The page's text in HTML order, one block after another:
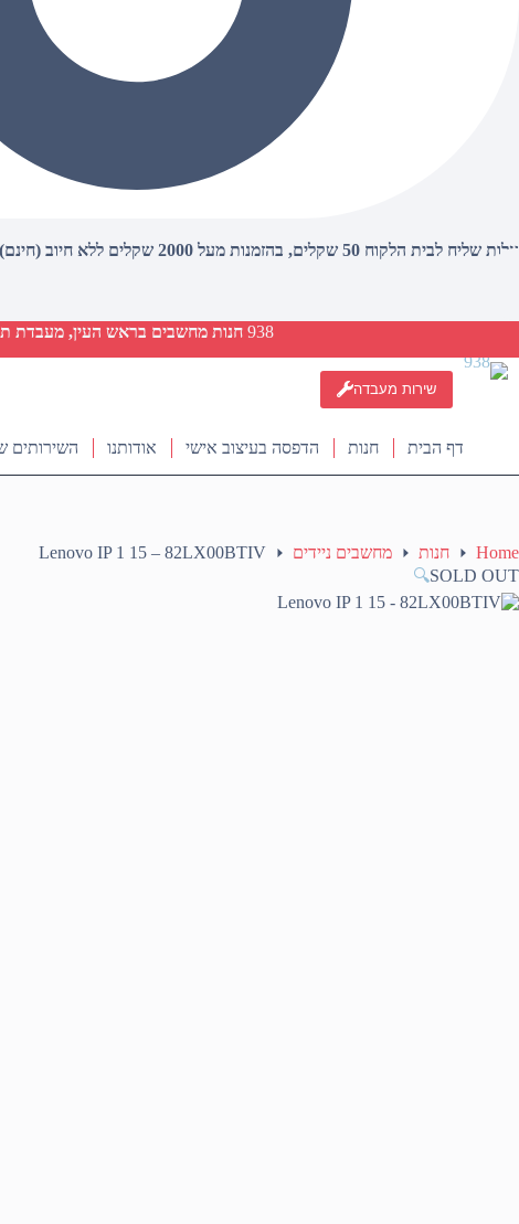
עלות שליח לבית הלקוח 50 שקלים, בהזמנות מעל 2000 שקלים ללא חיוב (חינם)
938 חנות מחשבים בראש העין, מעבדת
שירות מעבדה
דף הבית חנות הדפסה בעיצוב אישי אודותנו השירותים
Home חנות מחשבים ניידים
Lenovo IP 1 15 – 82LX00BTIV
SOLD OUT
🔍